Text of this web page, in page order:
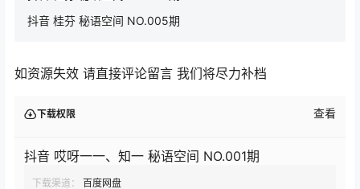
抖音 桂芬 秘语空间 NO.005期
如资源失效 请直接评论留言 我们将尽力补档
下载权限 查看
抖音 哎呀一一、知一 秘语空间 NO.001期
下载渠道： 百度网盘